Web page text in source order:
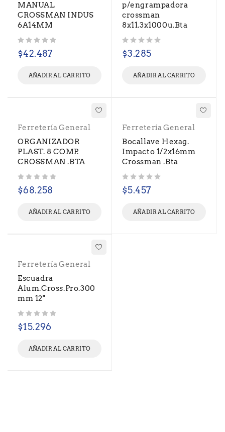
MANUAL
CROSSMAN INDUS
6A14MM
$42.487
AÑADIR AL CARRITO
p/engrampadora
crossman
8x11.3x1000u.Bta
$3.285
AÑADIR AL CARRITO
Ferretería General
ORGANIZADOR
PLAST. 8 COMP.
CROSSMAN .BTA
$68.258
AÑADIR AL CARRITO
Ferretería General
Bocallave Hexag.
Impacto 1/2x16mm
Crossman .Bta
$5.457
AÑADIR AL CARRITO
Ferretería General
Escuadra
Alum.Cross.Pro.300
mm 12"
$15.296
AÑADIR AL CARRITO